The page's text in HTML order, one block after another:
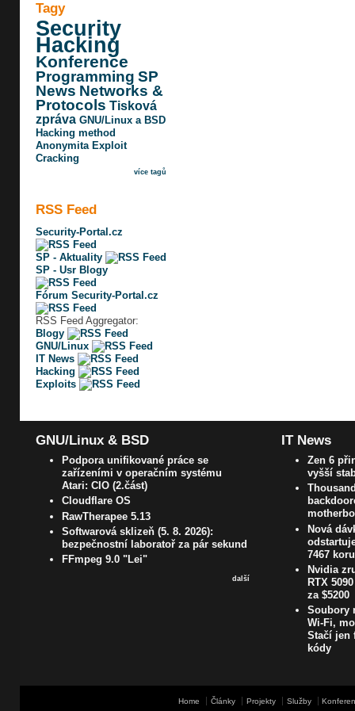
Tagy
Security
Hacking
Konference
Programming SP
News Networks &
Protocols Tisková
zpráva GNU/Linux a BSD
Hacking method
Anonymita Exploit
Cracking
více tagů
RSS Feed
Security-Portal.cz
SP - Aktuality
SP - Usr Blogy
Fórum Security-Portal.cz
RSS Feed Aggregator:
Blogy
GNU/Linux
IT News
Hacking
Exploits
GNU/Linux & BSD
Podpora unifikované práce se
zařízeními v operačním systému
Atari: CIO (2.část)
Cloudflare OS
RawTherapee 5.13
Softwarová sklizeň (5. 8. 2026):
bezpečnostní laboratoř za pár sekund
FFmpeg 9.0 "Lei"
další
IT News
Zen 6
vyšší
Nová
7467
Nvidia
RTX
za $5200
Soubory
Wi-Fi,
Stačí jen
kódy
Home Články Projekty Služby